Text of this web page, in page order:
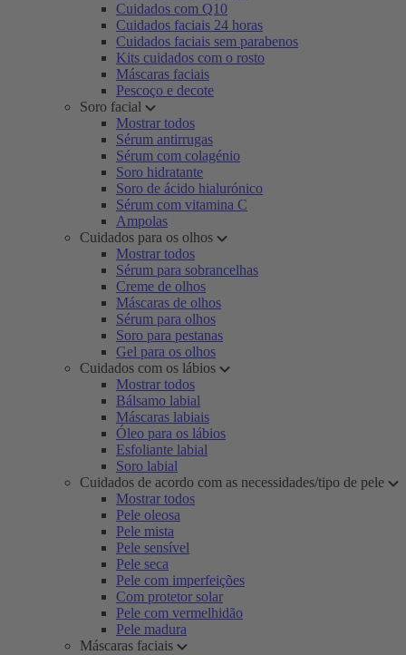
Cuidados com Q10
Cuidados faciais 24 horas
Cuidados faciais sem parabenos
Kits cuidados com o rosto
Máscaras faciais
Pescoço e decote
Soro facial
Mostrar todos
Sérum antirrugas
Sérum com colagénio
Soro hidratante
Soro de ácido hialurónico
Sérum com vitamina C
Ampolas
Cuidados para os olhos
Mostrar todos
Sérum para sobrancelhas
Creme de olhos
Máscaras de olhos
Sérum para olhos
Soro para pestanas
Gel para os olhos
Cuidados com os lábios
Mostrar todos
Bálsamo labial
Máscaras labiais
Óleo para os lábios
Esfoliante labial
Soro labial
Cuidados de acordo com as necessidades/tipo de pele
Mostrar todos
Pele oleosa
Pele mista
Pele sensível
Pele seca
Pele com imperfeições
Com protetor solar
Pele com vermelhidão
Pele madura
Máscaras faciais